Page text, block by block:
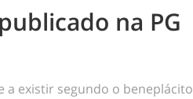
na PG
a existir segundo o beneplácito